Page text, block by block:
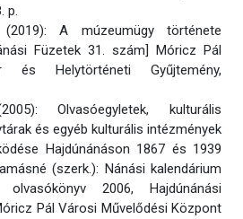
p.
A múzeumügy története
Füzetek 31. szám] Móricz Pál
és Helytörténeti Gyűjtemény,
Olvasóegyletek, kulturális
és egyéb kulturális intézmények
Hajdúnánáson 1867 és 1939
(szerk.): Nánási kalendárium
2006, Hajdúnánási
Pál Városi Művelődési Központ